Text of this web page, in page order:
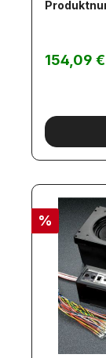
mit
1freie
Veroma -
Adapter
Artikel
Artikel
werden
für
mit deren
werden
Umfang
154,09
%